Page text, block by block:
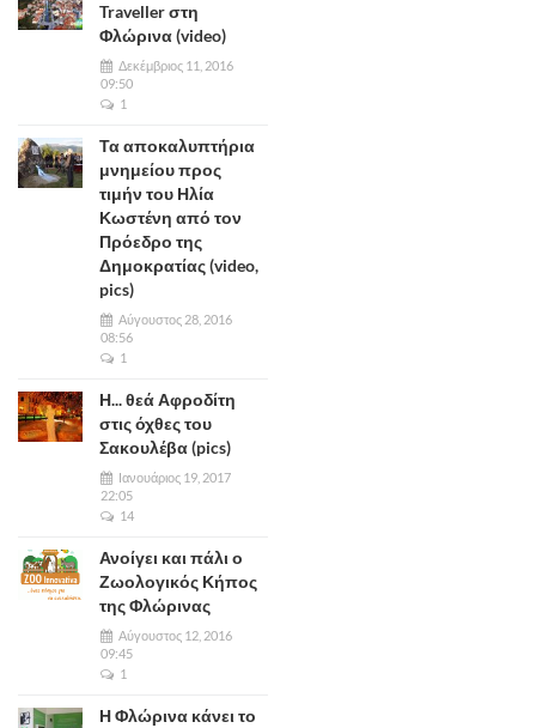
Traveller στη
Φλώρινα (video)
Δεκέμβριος 11, 2016
09:50
1
Τα αποκαλυπτήρια
μνημείου προς
τιμήν του Ηλία
Κωστένη από τον
Πρόεδρο της
Δημοκρατίας (video,
pics)
Αύγουστος 28, 2016
08:56
1
Η... θεά Αφροδίτη
στις όχθες του
Σακουλέβα (pics)
Ιανουάριος 19, 2017
22:05
14
Ανοίγει και πάλι ο
Ζωολογικός Κήπος
της Φλώρινας
Αύγουστος 12, 2016
09:45
1
Η Φλώρινα κάνει το